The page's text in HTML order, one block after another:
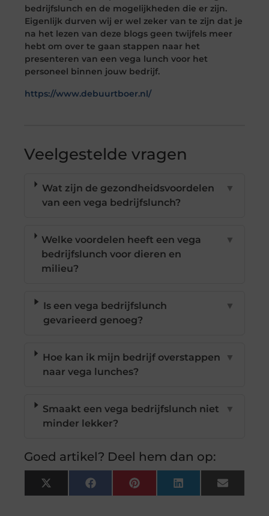
bedrijfslunch en de mogelijkheden die er zijn.
Eigenlijk durven wij er wel zeker van te zijn dat je
na het lezen van deze blogs geen twijfels meer
hebt om over te gaan stappen naar het
presenteren van een vega lunch voor het
personeel binnen jouw bedrijf.
https://www.debuurtboer.nl/
Veelgestelde vragen
Wat zijn de gezondheidsvoordelen
van een vega bedrijfslunch?
▼
Welke voordelen heeft een vega
bedrijfslunch voor dieren en
milieu?
▼
Is een vega bedrijfslunch
gevarieerd genoeg?
▼
Hoe kan ik mijn bedrijf overstappen
naar vega lunches?
▼
Smaakt een vega bedrijfslunch niet
minder lekker?
▼
Goed artikel? Deel hem dan op:
X
(Twitter)
FacebookPinterestLinkedInEmail